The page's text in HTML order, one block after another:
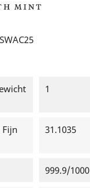
1
31.1035
999.9/1000